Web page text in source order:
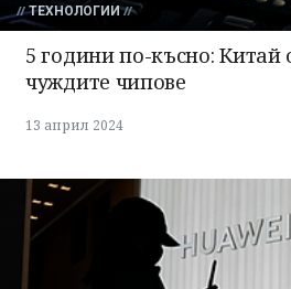
ТЕХНОЛОГИИ
5 години по-късно: Китай
чуждите чипове
13 април 2024